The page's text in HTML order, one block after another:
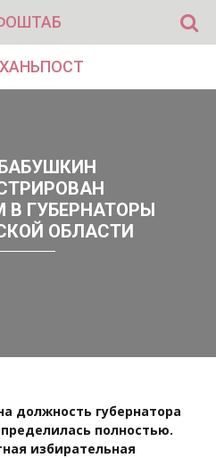
ГУБЕРНАТОРЫ
ОБЛАСТИ
должность губернатора
полностью.
избирательная